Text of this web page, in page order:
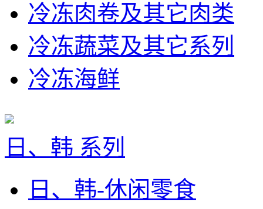
冷冻肉卷及其它肉类
冷冻蔬菜及其它系列
冷冻海鲜
日、韩 系列
日、韩-休闲零食